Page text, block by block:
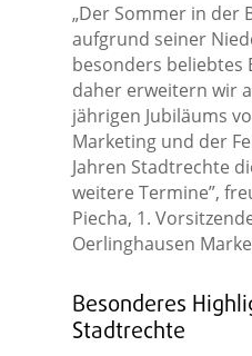
„Der Sommer in der
aufgrund seiner
besonders beliebtes
daher erweitern wir
jährigen Jubiläums
Marketing und der
Jahren Stadtrechte
weitere Termine”,
Piecha, 1.
Oerlinghausen
Besonderes
Stadtrechte